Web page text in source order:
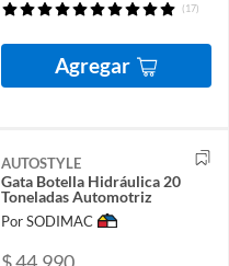
(17)
Agregar
AUTOSTYLE
Gata Botella Hidráulica 20
Toneladas Automotriz
Por SODIMAC